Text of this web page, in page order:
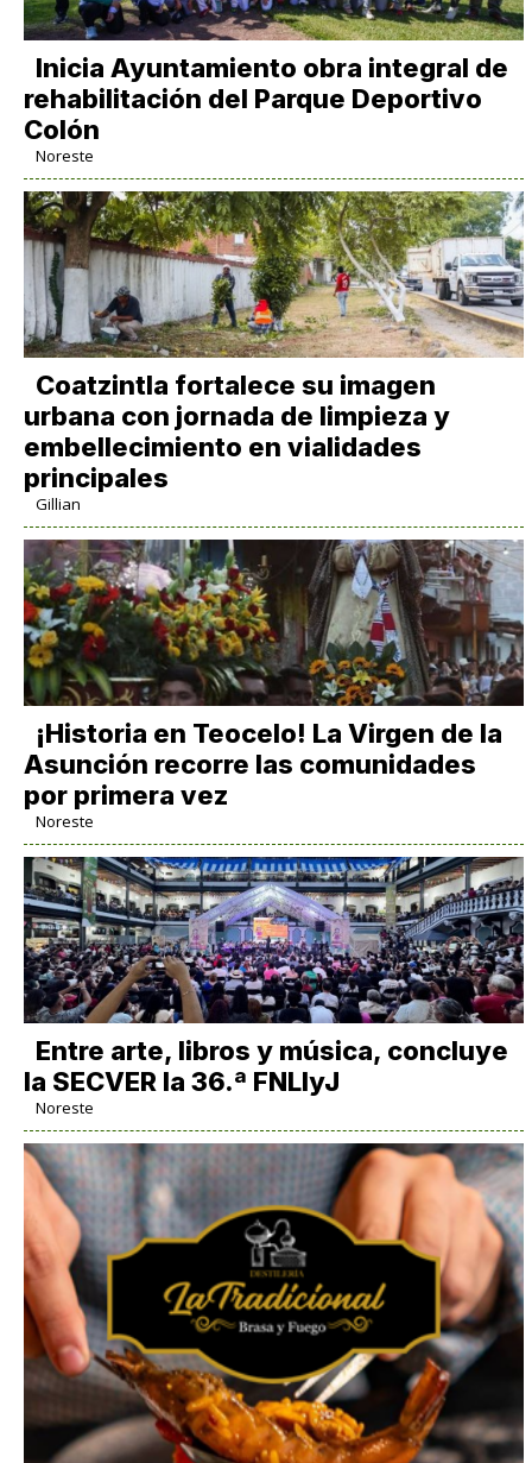
Inicia Ayuntamiento obra integral de
rehabilitación del Parque Deportivo
Colón
Noreste
Coatzintla fortalece su imagen
urbana con jornada de limpieza y
embellecimiento en vialidades
principales
Gillian
​¡Historia en Teocelo! La Virgen de la
Asunción recorre las comunidades
por primera vez
Noreste
Entre arte, libros y música, concluye
la SECVER la 36.ª FNLIyJ
Noreste